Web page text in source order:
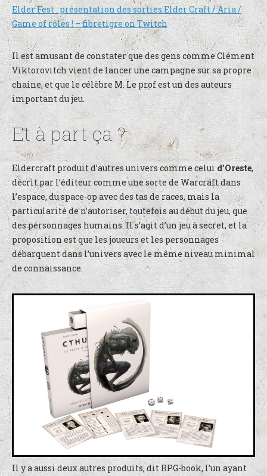
Elder Fest : présentation des sorties Elder Craft / Aria /
Game of rôles ! – fibretigre on Twitch
Il est amusant de constater que des gens comme Clément
Viktorovitch vient de lancer une campagne sur sa propre
chaine, et que le célèbre M. Le prof est un des auteurs
important du jeu.
Et à part ça ?
Eldercraft produit d’autres univers comme celui d’Oreste,
décrit par l’éditeur comme une sorte de Warcraft dans
l’espace, du space-op avec des tas de races, mais la
particularité de n’autoriser, toutefois au début du jeu, que
des personnages humains. Il s’agit d’un jeu à secret, et la
proposition est que les joueurs et les personnages
débarquent dans l’univers avec le même niveau minimal
de connaissance.
Il y a aussi deux autres produits, dit RPG-book, l’un ayant